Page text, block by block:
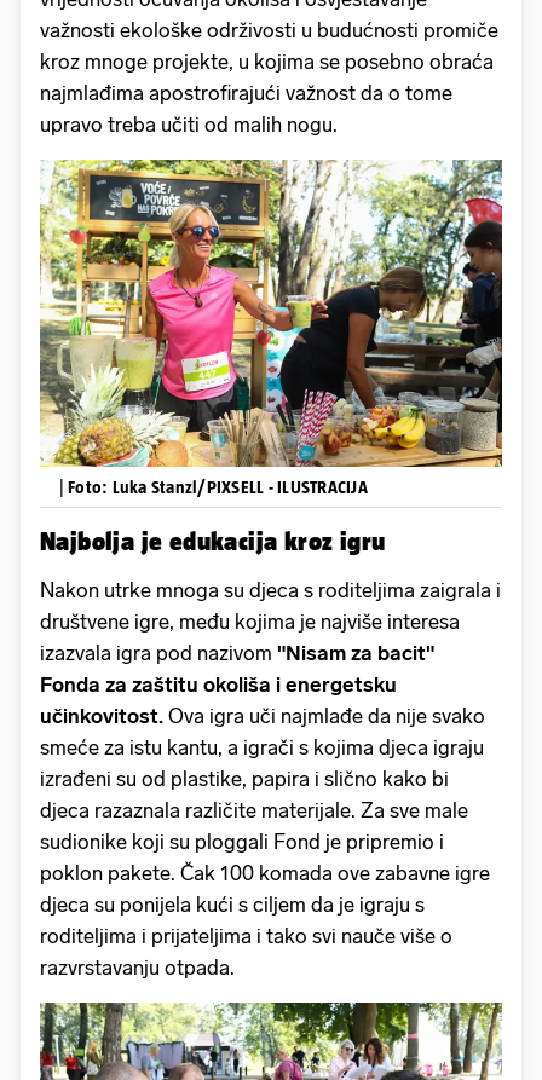
važnosti ekološke održivosti u budućnosti promiče
kroz mnoge projekte, u kojima se posebno obraća
najmlađima apostrofirajući važnost da o tome
upravo treba učiti od malih nogu.
Foto: Luka Stanzl/PIXSELL - ILUSTRACIJA
Najbolja je edukacija kroz igru
Nakon utrke mnoga su djeca s roditeljima zaigrala i
društvene igre, među kojima je najviše interesa
izazvala igra pod nazivom "Nisam za bacit"
Fonda za zaštitu okoliša i energetsku
učinkovitost. Ova igra uči najmlađe da nije svako
smeće za istu kantu, a igrači s kojima djeca igraju
izrađeni su od plastike, papira i slično kako bi
djeca razaznala različite materijale. Za sve male
sudionike koji su ploggali Fond je pripremio i
poklon pakete. Čak 100 komada ove zabavne igre
djeca su ponijela kući s ciljem da je igraju s
roditeljima i prijateljima i tako svi nauče više o
razvrstavanju otpada.